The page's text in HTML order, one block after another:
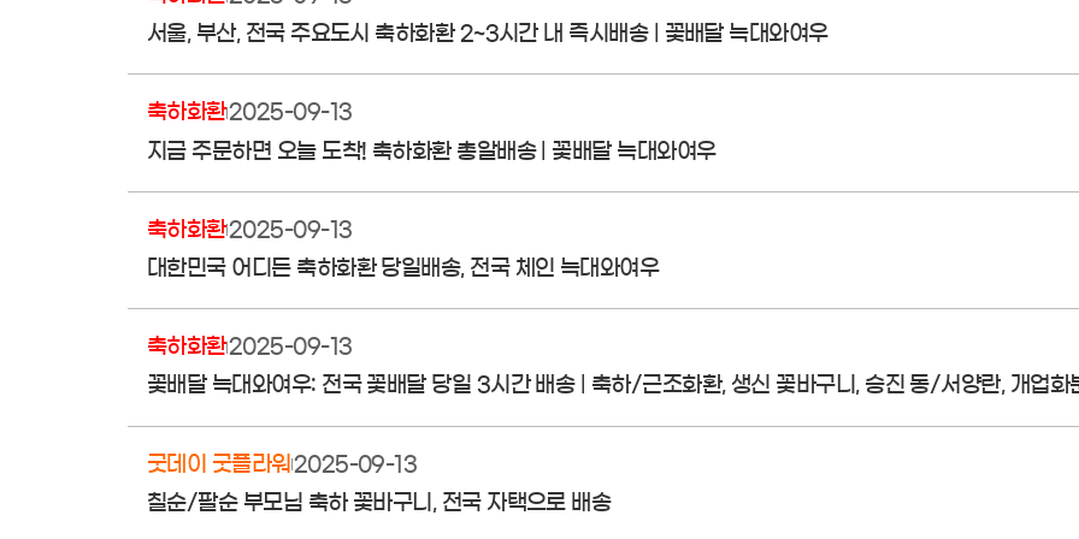
서울, 부산, 전국 주요도시 축하화환 2~3시간 내 즉시배송 | 꽃배달 늑대와여우
축하화환2025-09-13
지금 주문하면 오늘 도착! 축하화환 총알배송 | 꽃배달 늑대와여우
축하화환2025-09-13
대한민국 어디든 축하화환 당일배송, 전국 체인 늑대와여우
축하화환2025-09-13
꽃배달 늑대와여우: 전국 꽃배달 당일 3시간 배송 | 축하/근조화환, 생신 꽃바구니, 승진 동/서양란, 개업화
굿데이 굿플라워 2025-09-13
칠순/팔순 부모님 축하 꽃바구니, 전국 자택으로 배송